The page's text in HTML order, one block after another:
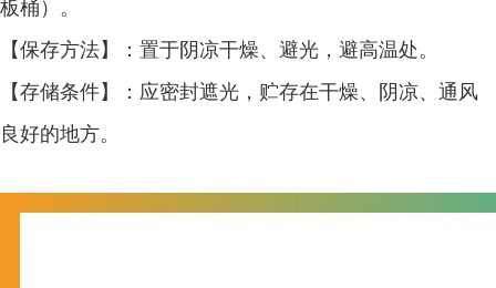
板桶）。
【保存方法】：置于阴凉干燥、避光，避高温处。
【存储条件】：应密封遮光，贮存在干燥、阴凉、通风
良好的地方。